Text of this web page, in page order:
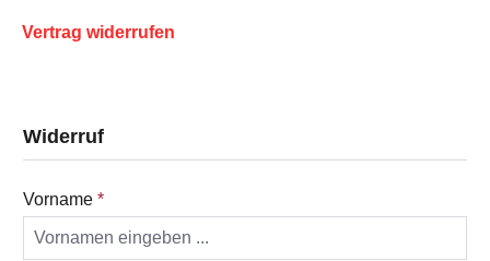
Vertrag widerrufen
Widerruf
Vorname *